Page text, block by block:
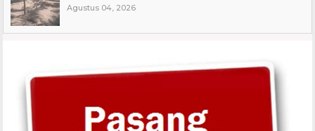
Agustus 04, 2026